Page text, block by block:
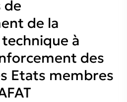
de
de la
à
des
Etats membres